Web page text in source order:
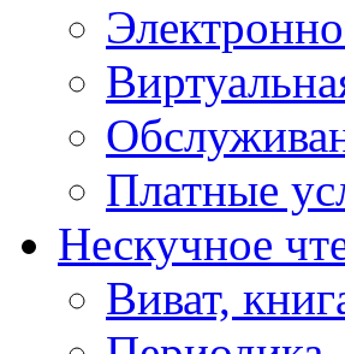
Платные
Нескучное
Виват,